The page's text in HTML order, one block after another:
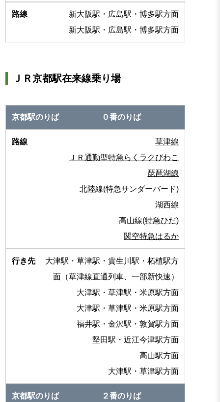
新大阪駅・広島駅・博多駅方面
新大阪駅・広島駅・博多駅方面
ＪＲ京都駅在来線乗り場
０番のりば
草津線
ＪＲ通勤型特急らくラクびわこ
琵琶湖線
北陸線(特急サンダーバード)
湖西線
高山線(特急ひだ)
関空特急はるか
大津駅・草津駅・貴生川駅・柘植駅方
面（草津線直通列車、一部新快速）
大津駅・草津駅・米原駅方面
大津駅・草津駅・米原駅方面
福井駅・金沢駅・敦賀駅方面
堅田駅・近江今津駅方面
高山駅方面
大津駅・草津駅方面
２番のりば